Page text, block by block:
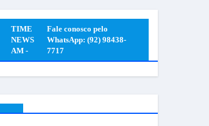
TIME
NEWS
AM -
Fale conosco pelo
WhatsApp: (92) 98438-
7717